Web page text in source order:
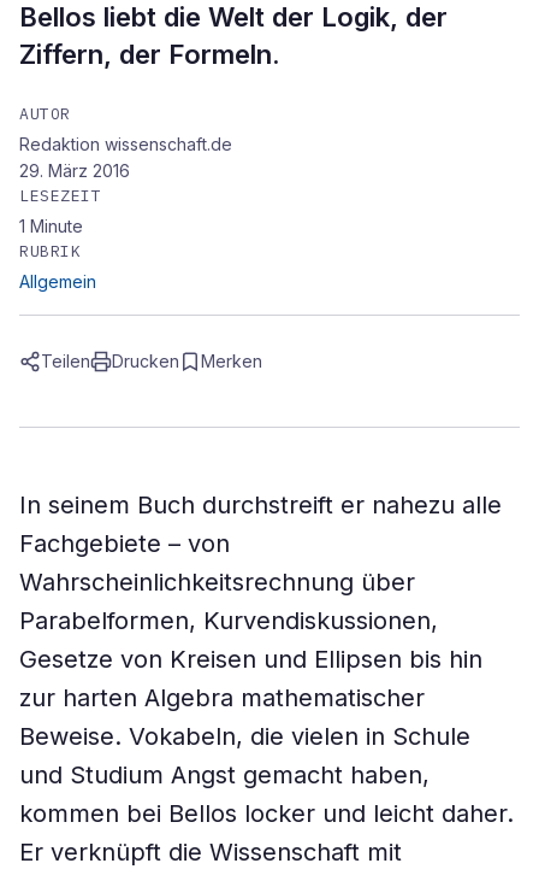
Bellos liebt die Welt der Logik, der
Ziffern, der Formeln.
AUTOR
Redaktion wissenschaft.de
29. März 2016
LESEZEIT
1 Minute
RUBRIK
Allgemein
Teilen Drucken Merken
In seinem Buch durchstreift er nahezu alle
Fachgebiete – von
Wahrscheinlichkeitsrechnung über
Parabelformen, Kurvendiskussionen,
Gesetze von Kreisen und Ellipsen bis hin
zur harten Algebra mathematischer
Beweise. Vokabeln, die vielen in Schule
und Studium Angst gemacht haben,
kommen bei Bellos locker und leicht daher.
Er verknüpft die Wissenschaft mit